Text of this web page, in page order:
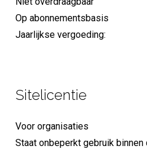
Op abonnementsbasis
Jaarlijkse vergoeding:
Sitelicentie
Voor organisaties
Staat onbeperkt gebruik